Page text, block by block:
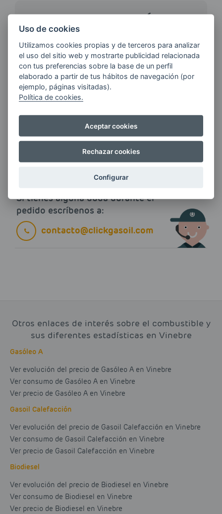
LAS
ÚLTIMAS NOVEDADES?
E-MAIL
ENERGIAS por cualquier medio, incluido
electrónico.Más información
Si tienes alguna duda durante el
pedido escríbenos a:
contacto@clickgasoil.com
Otros enlaces de interés sobre el combustible y
sus diferentes estadísticas en Vinebre
Gasóleo A
Ver evolución del precio de Gasóleo A en Vinebre
Ver consumo de Gasóleo A en Vinebre
Ver precio de Gasóleo A en Vinebre
Gasoil Calefacción
Ver evolución del precio de Gasoil Calefacción en Vinebre
Ver consumo de Gasoil Calefacción en Vinebre
Ver precio de Gasoil Calefacción en Vinebre
Biodiesel
Ver evolución del precio de Biodiesel en Vinebre
Ver consumo de Biodiesel en Vinebre
Ver precio de Biodiesel en Vinebre
Uso de cookies
Utilizamos cookies propias y de terceros para analizar
el uso del sitio web y mostrarte publicidad relacionada
con tus preferencias sobre la base de un perfil
elaborado a partir de tus hábitos de navegación (por
ejemplo, páginas visitadas).
Política de cookies.
Aceptar cookies
Rechazar cookies
Configurar